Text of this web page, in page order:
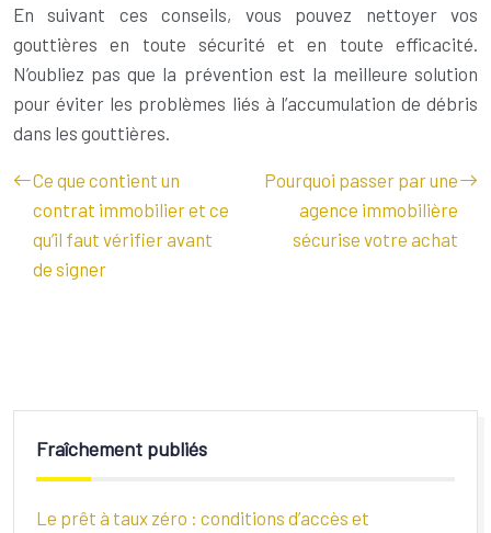
En suivant ces conseils, vous pouvez nettoyer vos
gouttières en toute sécurité et en toute efficacité.
N’oubliez pas que la prévention est la meilleure solution
pour éviter les problèmes liés à l’accumulation de débris
dans les gouttières.
Ce que contient un
contrat immobilier et ce
qu’il faut vérifier avant
de signer
Pourquoi passer par une
agence immobilière
sécurise votre achat
Fraîchement publiés
Le prêt à taux zéro : conditions d’accès et